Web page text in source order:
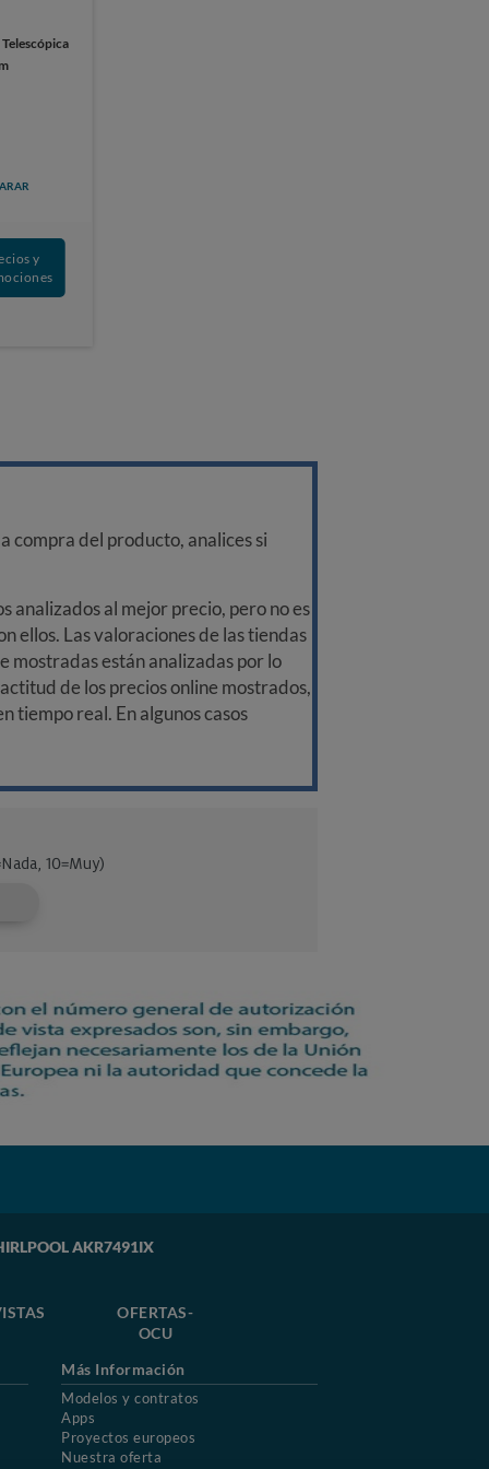
Telescópica
y
compra del producto, analices si
analizados al mejor precio, pero no es
ellos. Las valoraciones de las tiendas
mostradas están analizadas por lo
de los precios online mostrados,
tiempo real. En algunos casos
AKR7491IX
OFERTAS-
OCU
Más Información
Modelos y contratos
Apps
Proyectos europeos
Nuestra oferta